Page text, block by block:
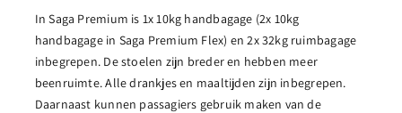
In Saga Premium is 1x 10kg handbagage (2x 10kg
handbagage in Saga Premium Flex) en 2x 32kg ruimbagage
inbegrepen. De stoelen zijn breder en hebben meer
beenruimte. Alle drankjes en maaltijden zijn inbegrepen.
Daarnaast kunnen passagiers gebruik maken van de